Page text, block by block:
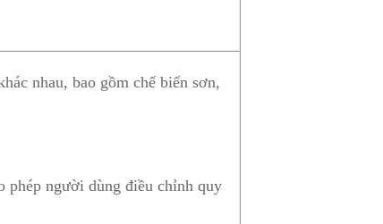
nhau, bao gồm chế biến sơn,
phép người dùng điều chỉnh quy